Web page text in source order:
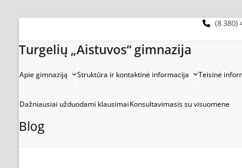
(8 380)
Turgelių „Aistuvos“ gimnazija
Apie gimnaziją Struktūra ir kontaktinė informacija Teisinė
Dažniausiai užduodami klausimaiKonsultavimasis su visuomene
Blog